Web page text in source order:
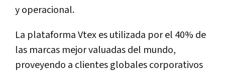
y operacional.
La plataforma Vtex es utilizada por el 40% de
las marcas mejor valuadas del mundo,
proveyendo a clientes globales corporativos